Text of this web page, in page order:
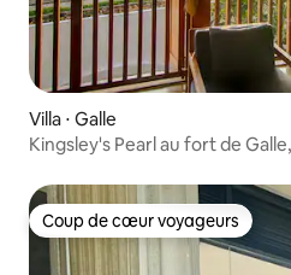
Villa ⋅ Galle
Kingsley's Pearl au fort de
Coup de cœur voyageurs
Coup de cœur voyageurs